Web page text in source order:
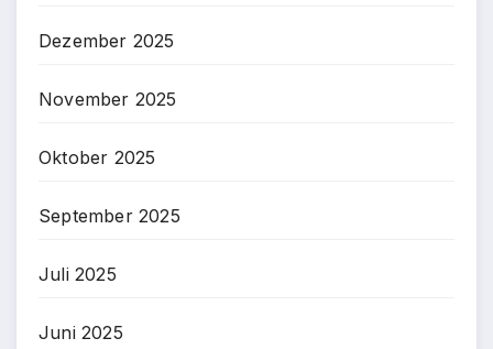
Dezember 2025
November 2025
Oktober 2025
September 2025
Juli 2025
Juni 2025